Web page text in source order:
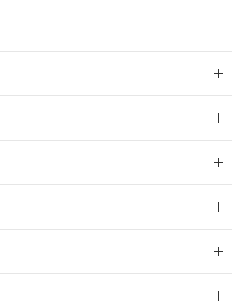
ビスに関するお客様との取
同利用者とは、
に関して"
囲」に記載されている法人を
（10物質）の非含有証明書
証明書（当社基準）
行日時点で非含有を証明す
に遡って非含有を証明する
せん。
、対応完了までの期間は出
品が混在することから備考
載しておりました。
対応品への在庫切替を完了